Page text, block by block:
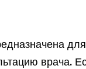
врача.